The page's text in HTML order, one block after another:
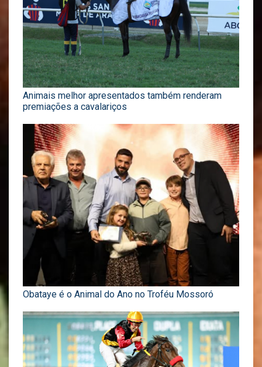
Animais melhor apresentados também renderam
premiações a cavalariços
Obataye é o Animal do Ano no Troféu Mossoró